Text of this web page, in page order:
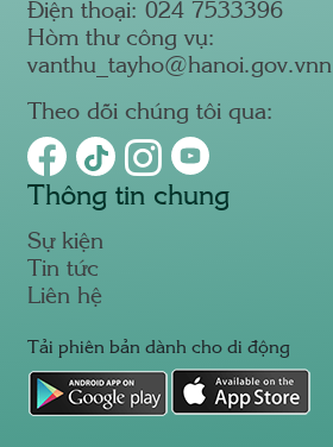
Điện thoại: 024 7533396
Hòm thư công vụ:
vanthu_tayho@hanoi.gov.vnn
Theo dõi chúng tôi qua:
Thông tin chung
Sự kiện
Tin tức
Liên hệ
Tải phiên bản dành cho di động